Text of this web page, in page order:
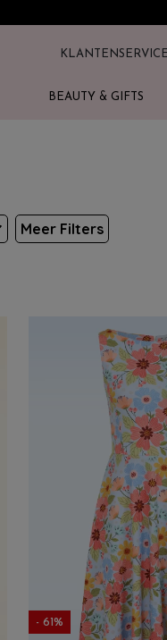
KLANTENSERVICE
BEAUTY & GIFTS
Meer Filters
- 61%